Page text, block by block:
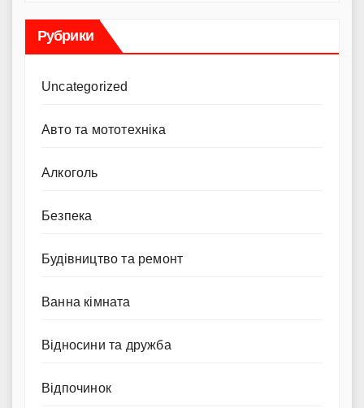
Рубрики
Uncategorized
Авто та мототехніка
Алкоголь
Безпека
Будівництво та ремонт
Ванна кімната
Відносини та дружба
Відпочинок